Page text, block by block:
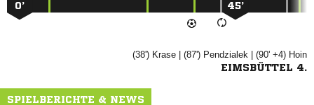
0’ 45’
(38')  | (87')  | (90' +4) 
EIMSBÜTTEL 4.
SPIELBERICHTE & NEWS